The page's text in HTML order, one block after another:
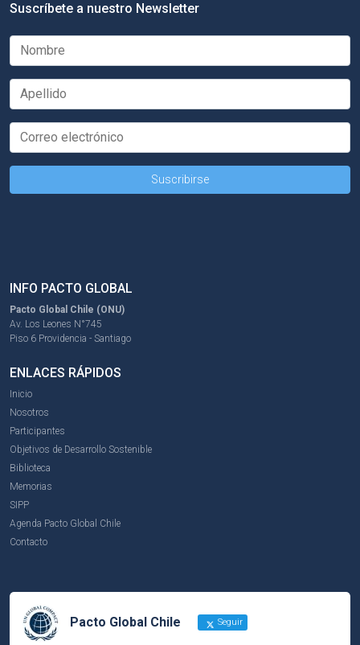
Suscríbete a nuestro Newsletter
INFO PACTO GLOBAL
Pacto Global Chile (ONU)
Av. Los Leones N°745
Piso 6 Providencia - Santiago
ENLACES RÁPIDOS
Inicio
Nosotros
Participantes
Objetivos de Desarrollo Sostenible
Biblioteca
Memorias
SIPP
Agenda Pacto Global Chile
Contacto
Pacto Global Chile Seguir